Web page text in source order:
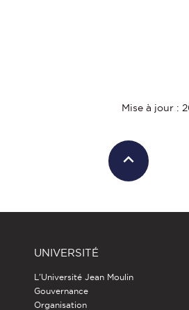
Mise à jour :
UNIVERSITÉ
L'Université Jean Moulin
Gouvernance
Organisation